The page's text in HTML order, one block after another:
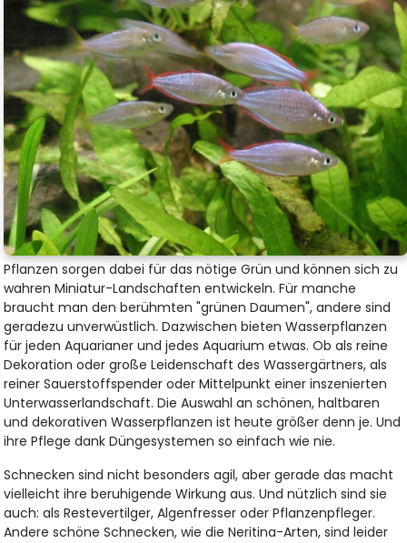
Pflanzen sorgen dabei für das nötige Grün und können sich zu
wahren Miniatur-Landschaften entwickeln. Für manche
braucht man den berühmten "grünen Daumen", andere sind
geradezu unverwüstlich. Dazwischen bieten Wasserpflanzen
für jeden Aquarianer und jedes Aquarium etwas. Ob als reine
Dekoration oder große Leidenschaft des Wassergärtners, als
reiner Sauerstoffspender oder Mittelpunkt einer inszenierten
Unterwasserlandschaft. Die Auswahl an schönen, haltbaren
und dekorativen Wasserpflanzen ist heute größer denn je. Und
ihre Pflege dank Düngesystemen so einfach wie nie.
Schnecken sind nicht besonders agil, aber gerade das macht
vielleicht ihre beruhigende Wirkung aus. Und nützlich sind sie
auch: als Restevertilger, Algenfresser oder Pflanzenpfleger.
Andere schöne Schnecken, wie die Neritina-Arten, sind leider